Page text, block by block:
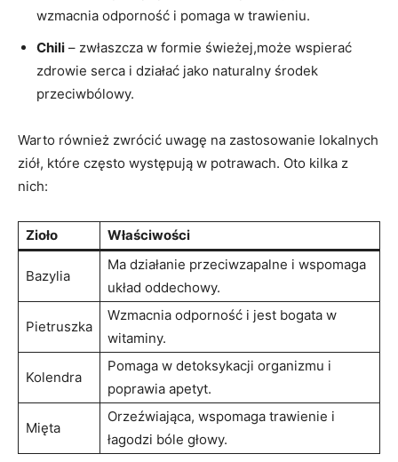
wzmacnia odporność i pomaga w ⁢trawieniu.
Chili – zwłaszcza w⁤ formie ​świeżej,może wspierać
zdrowie⁤ serca i ‌działać jako naturalny środek
przeciwbólowy.
Warto również zwrócić uwagę na ​zastosowanie⁤ lokalnych
ziół, które często występują w ⁢potrawach. Oto ⁢kilka z
nich:
Zioło Właściwości
Bazylia
Ma⁣ działanie przeciwzapalne i wspomaga
⁢układ oddechowy.
Pietruszka
Wzmacnia odporność i jest ⁣bogata​ w
witaminy.
Kolendra
Pomaga w detoksykacji​ organizmu ⁣i
poprawia apetyt.
Mięta
Orzeźwiająca,⁤ wspomaga trawienie‌ i
łagodzi bóle głowy.